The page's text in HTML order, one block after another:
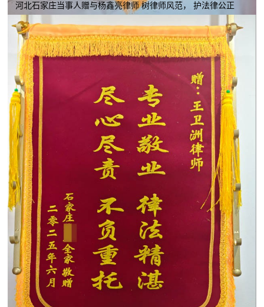
河北石家庄当事人赠与杨鑫亮律师 树律师风范， 护法律公正